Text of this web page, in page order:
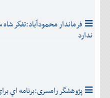
فرماندار محمودآباد:تفكر
ندارد
پژوهشگر رامسری:برنامه اي